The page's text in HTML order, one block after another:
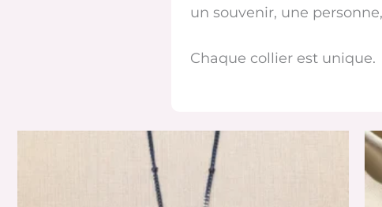
un souvenir, une
Chaque collier est unique.